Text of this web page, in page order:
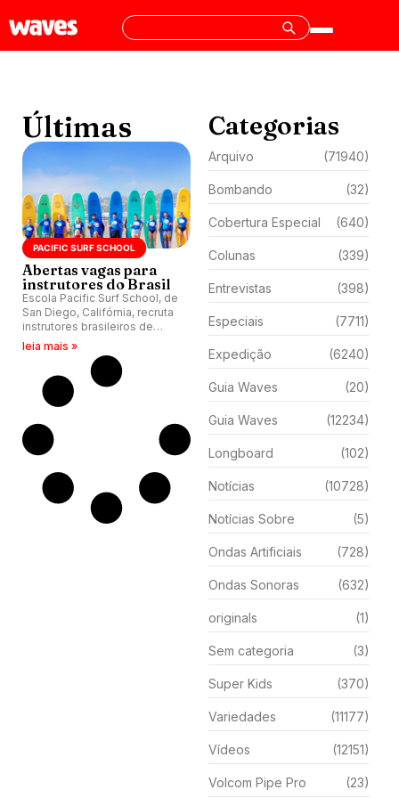
Últimas
PACIFIC SURF SCHOOL
Abertas vagas para
instrutores do Brasil
Escola Pacific Surf School, de
San Diego, Califórnia, recruta
instrutores brasileiros de
surfe com objetivo de
oferecer conceitos da nação
que mais coleciona títulos
internacionais na atualidade.
leia mais »
Categorias
Arquivo (71940)
Bombando (32)
Cobertura Especial (640)
Colunas (339)
Entrevistas (398)
Especiais (7711)
Expedição (6240)
Guia Waves (20)
Guia Waves (12234)
Longboard (102)
Notícias (10728)
Notícias Sobre (5)
Ondas Artificiais (728)
Ondas Sonoras (632)
originals (1)
Sem categoria (3)
Super Kids (370)
Variedades (11177)
Vídeos (12151)
Volcom Pipe Pro (23)